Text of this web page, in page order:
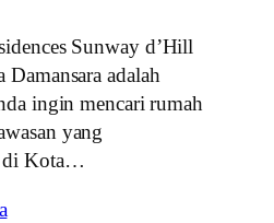
Sunway d’Hill
Damansara adalah
ingin mencari rumah
yang
di Kota…